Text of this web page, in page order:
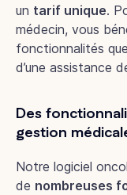
un tarif unique.
médecin, vous
fonctionnalités
d’une assistance
Des
gestion
Notre logiciel
de nombreuses